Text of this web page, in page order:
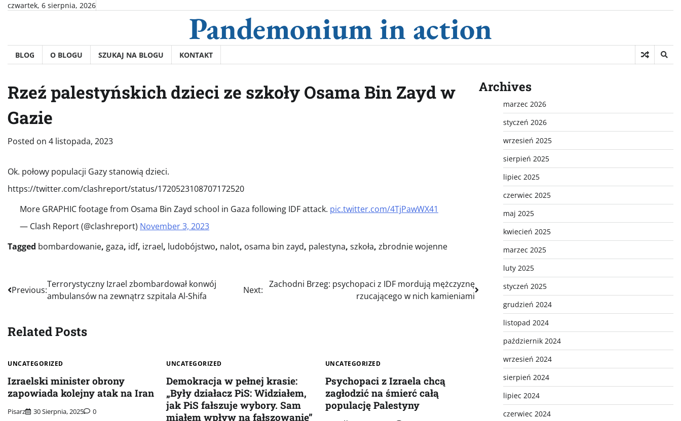
Skipczwartek, 6 sierpnia, 2026
Pandemonium in action
BLOG O BLOGU SZUKAJ NA BLOGU KONTAKT
Rzeź palestyńskich dzieci ze szkoły Osama Bin Zayd w
Gazie
Posted on 4 listopada, 2023
Ok. połowy populacji Gazy stanowią dzieci.
https://twitter.com/clashreport/status/1720523108707172520
More GRAPHIC footage from Osama Bin Zayd school in Gaza following IDF attack. pic.twitter.com/4TjPawWX41
— Clash Report (@clashreport) November 3, 2023
Tagged bombardowanie, gaza, idf, izrael, ludobójstwo, nalot, osama bin zayd, palestyna, szkoła, zbrodnie wojenne
Nawigacja
Previous:
Terrorystyczny Izrael zbombardował konwój
ambulansów na zewnątrz szpitala Al-Shifa
Next:
Zachodni Brzeg: psychopaci z IDF mordują mężczyznę
rzucającego w nich kamieniami
Related Posts
UNCATEGORIZED
Izraelski minister obrony
zapowiada kolejny atak na Iran
Pisarz 30 Sierpnia, 2025 0
UNCATEGORIZED
Demokracja w pełnej krasie:
„Były działacz PiS: Widziałem,
jak PiS fałszuje wybory. Sam
miałem wpływ na fałszowanie”
UNCATEGORIZED
Psychopaci z Izraela chcą
zagłodzić na śmierć całą
populację Palestyny
Archives
marzec 2026
styczeń 2026
wrzesień 2025
sierpień 2025
lipiec 2025
czerwiec 2025
maj 2025
kwiecień 2025
marzec 2025
luty 2025
styczeń 2025
grudzień 2024
listopad 2024
październik 2024
wrzesień 2024
sierpień 2024
lipiec 2024
czerwiec 2024